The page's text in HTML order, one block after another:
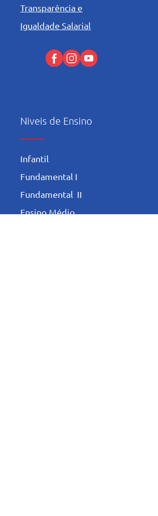
Transparência e
Igualdade Salarial
Niveis de Ensino
Infantil
Fundamental I
Fundamental II
Ensino Médio